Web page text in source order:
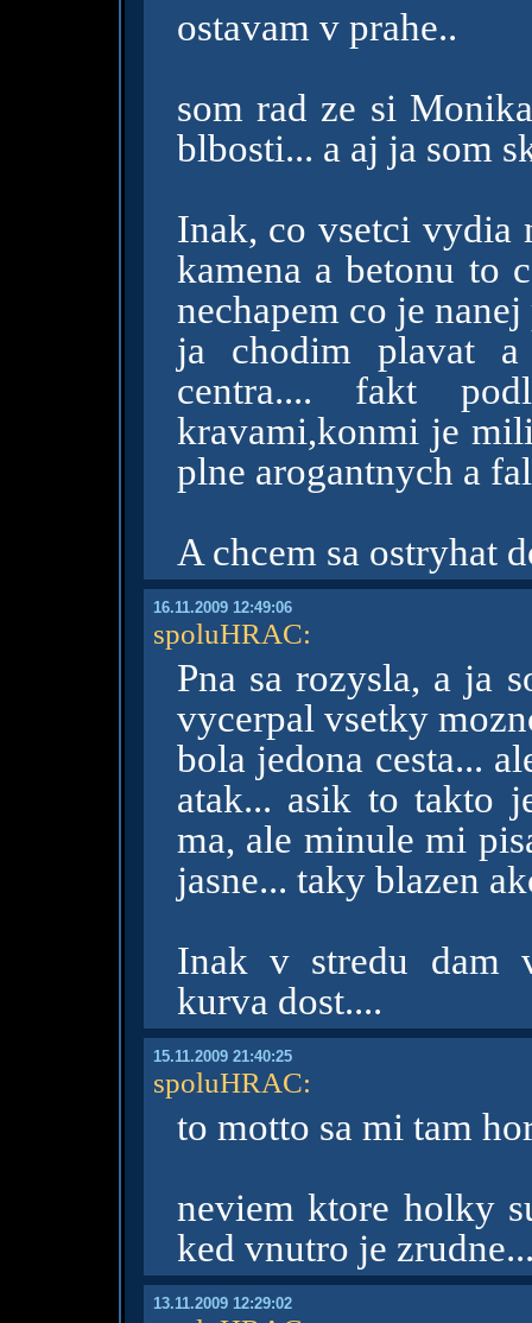
ostavam v prahe..
som rad ze si
blbosti... a aj ja som
Inak, co vsetci vydia
kamena a betonu to
nechapem co je nanej
ja chodim plavat
centra.... fakt
kravami,konmi je
plne arogantnych a
A chcem sa ostryhat
16.11.2009 12:49:06
spoluHRAC:
Pna sa rozysla, a ja
vycerpal vsetky
bola jedona cesta...
atak... asik to takto
ma, ale minule mi
jasne... taky blazen
Inak v stredu dam
kurva dost....
15.11.2009 21:40:25
spoluHRAC:
to motto sa mi tam
neviem ktore holky
ked vnutro je
13.11.2009 12:29:02